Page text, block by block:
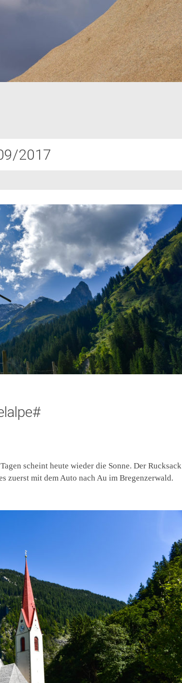
2017
scheint heute wieder die Sonne. Der Rucksack
zuerst mit dem Auto nach Au im Bregenzerwald.